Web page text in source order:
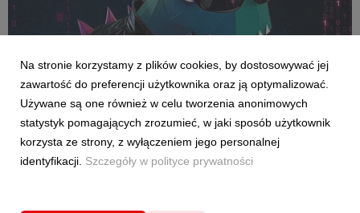
Dołącz do Rebelii i weź udział w maratonie
hakowania systemu
8 maja 2026
Jeden impuls wystarczy, żeby zerwać z symulacją na dobre.
Szukamy wybrańca – Neo Gra Paczki, który przez trzy dni
eventu wyśle najsilniejszy pojedynczy sygnał – największą
Na stronie korzystamy z plików cookies, by dostosowywać jej
zawartość do preferencji użytkownika oraz ją optymalizować.
Używane są one również w celu tworzenia anonimowych
statystyk pomagających zrozumieć, w jaki sposób użytkownik
korzysta ze strony, z wyłączeniem jego personalnej
identyfikacji. Szczegóły w polityce prywatności